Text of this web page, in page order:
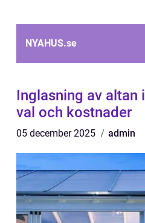
NYAHUS.se
Inglasning av altan
val och kostnader
05 december 2025 admin